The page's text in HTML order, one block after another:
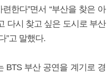
한다”면서 “부산을 찾은 아
다시 찾고 싶은 도시로 부산
”고 말했다.
BTS 부산 공연을 계기로 경